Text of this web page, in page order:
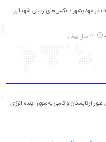
در مهدیشهر ؛ عکس‌های زیبای شهدا بر
از تابستان و گامی به‌سوی آینده انرژی